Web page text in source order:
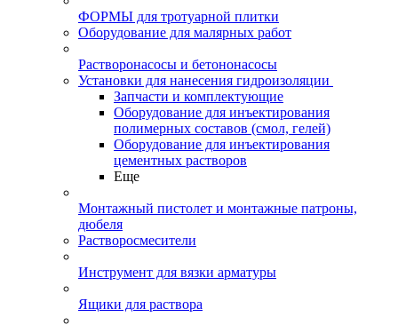
ФОРМЫ для тротуарной плитки
Оборудование для малярных работ
Растворонасосы и бетононасосы
Установки для нанесения гидроизоляции
Запчасти и комплектующие
Оборудование для инъектирования
полимерных составов (смол, гелей)
Оборудование для инъектирования
цементных растворов
Еще
Монтажный пистолет и монтажные патроны,
дюбеля
Растворосмесители
Инструмент для вязки арматуры
Ящики для раствора